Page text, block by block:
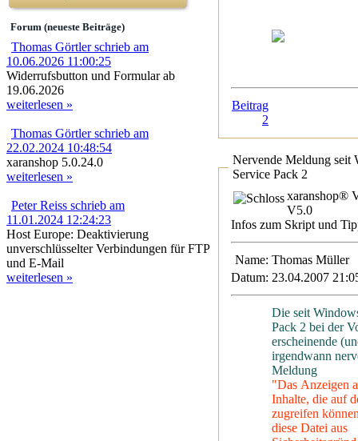
Forum (neueste Beiträge)
Thomas Görtler schrieb am
10.06.2026 11:00:25
Widerrufsbutton und Formular ab
19.06.2026
weiterlesen »
Thomas Görtler schrieb am
22.02.2024 10:48:54
xaranshop 5.0.24.0
weiterlesen »
Peter Reiss schrieb am
11.01.2024 12:24:23
Host Europe: Deaktivierung
unverschlüsselter Verbindungen für FTP
und E-Mail
weiterlesen »
Beitrag
2
Nervende Meldung seit
Service Pack 2
xaranshop®
V5.0
Infos zum Skript und
Name: Thomas Müller
Datum: 23.04.2007
Die seit
Pack 2 bei der
erscheinende
irgendwann
Meldung
"Das Anzeigen
Inhalte, die auf
zugreifen
diese Datei aus